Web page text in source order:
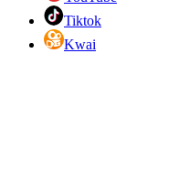
Tiktok
Kwai